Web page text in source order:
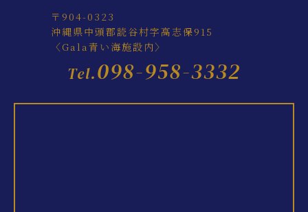
〒904-0323
沖縄県中頭郡読谷村字高志保915
〈Gala青い海施設内〉
Tel.098-958-3332